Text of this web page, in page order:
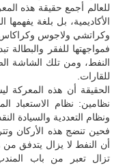
للعالم أجمع حقيقة هذه
الأكاديمية، بل بلغة
وكراتشي ولاجوس
فمواجهتها للفقر والبطالة
النفط، ومن تلك الشاشة
للقارات.
الحقيقة أن هذه
نظامين: نظام الاستعباد
ونظام التعددية والسيادة
فحين تنضج هذه الأركان
أن النفط لا يزال يتدفق من
تزال تعبر من باب